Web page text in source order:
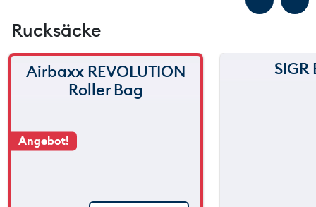
Rucksäcke
Angebot!
Airbaxx REVOLUTION
Roller Bag